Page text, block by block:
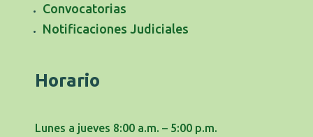
Convocatorias
Notificaciones Judiciales
Horario
Lunes a jueves 8:00 a.m. – 5:00 p.m.